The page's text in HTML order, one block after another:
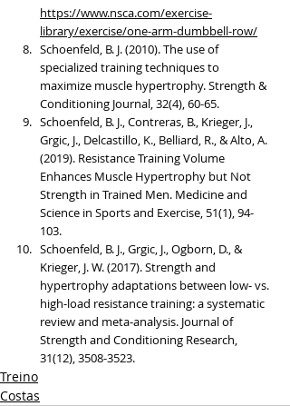
https://www.nsca.com/exercise-
library/exercise/one-arm-dumbbell-row/
Schoenfeld, B. J. (2010). The use of
specialized training techniques to
maximize muscle hypertrophy. Strength &
Conditioning Journal, 32(4), 60-65.
Schoenfeld, B. J., Contreras, B., Krieger, J.,
Grgic, J., Delcastillo, K., Belliard, R., & Alto, A.
(2019). Resistance Training Volume
Enhances Muscle Hypertrophy but Not
Strength in Trained Men. Medicine and
Science in Sports and Exercise, 51(1), 94-
103.
Schoenfeld, B. J., Grgic, J., Ogborn, D., &
Krieger, J. W. (2017). Strength and
hypertrophy adaptations between low‐ vs.
high‐load resistance training: a systematic
review and meta‐analysis. Journal of
Strength and Conditioning Research,
31(12), 3508-3523.
Treino
Costas